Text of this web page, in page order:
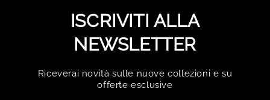
ISCRIVITI ALLA
NEWSLETTER
Riceverai novità sulle nuove collezioni e su
offerte esclusive